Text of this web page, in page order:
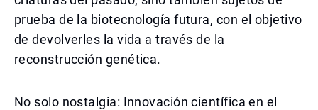
prueba de la biotecnología futura, con el objetivo
de devolverles la vida a través de la
reconstrucción genética.
No solo nostalgia: Innovación científica en el